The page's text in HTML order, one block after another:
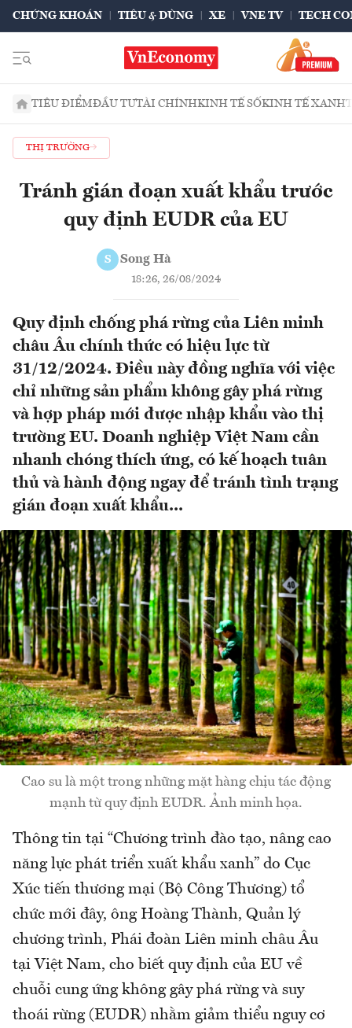
CHỨNG KHOÁN TIÊU & DÙNG XE VNE TV TECH
TIÊU ĐIỂMĐẦU TƯTÀI CHÍNHKINH TẾ SỐKINH TẾ XANH
THỊ TRƯỜNG
Tránh gián đoạn xuất khẩu trước
quy định EUDR của EU
S Song Hà
18:26, 26/08/2024
Quy định chống phá rừng của Liên minh
châu Âu chính thức có hiệu lực từ
31/12/2024. Điều này đồng nghĩa với việc
chỉ những sản phẩm không gây phá rừng
và hợp pháp mới được nhập khẩu vào thị
trường EU. Doanh nghiệp Việt Nam cần
nhanh chóng thích ứng, có kế hoạch tuân
thủ và hành động ngay để tránh tình trạng
gián đoạn xuất khẩu...
Cao su là một trong những mặt hàng chịu tác động
mạnh từ quy định EUDR. Ảnh minh họa.
Thông tin tại “Chương trình đào tạo, nâng cao
năng lực phát triển xuất khẩu xanh” do Cục
Xúc tiến thương mại (Bộ Công Thương) tổ
chức mới đây, ông Hoàng Thành, Quản lý
chương trình, Phái đoàn Liên minh châu Âu
tại Việt Nam, cho biết quy định của EU về
chuỗi cung ứng không gây phá rừng và suy
thoái rừng (EUDR) nhằm giảm thiểu nguy cơ